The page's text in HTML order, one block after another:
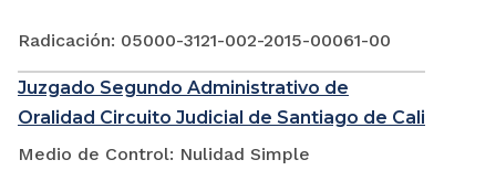
Radicación: 05000-3121-002-2015-00061-00
Juzgado Segundo Administrativo de
Oralidad Circuito Judicial de Santiago de Cali
Medio de Control: Nulidad Simple